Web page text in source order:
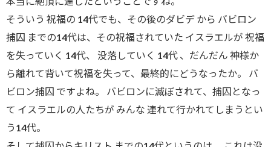
そういう 祝福の 14代でも、その後のダビデ から バビロン
捕囚 までの14代は、その祝福されていた イスラエルが 祝福
を失っていく 14代、 没落していく 14代 、だんだん 神様か
ら離れて背いて祝福を失って、最終的にどうなったか。 バ
ビロン捕囚 ですよね。 バビロンに滅ぼされて、捕囚となっ
て イスラエルの人たちが みんな 連れて行かれてしまうとい
う14代。